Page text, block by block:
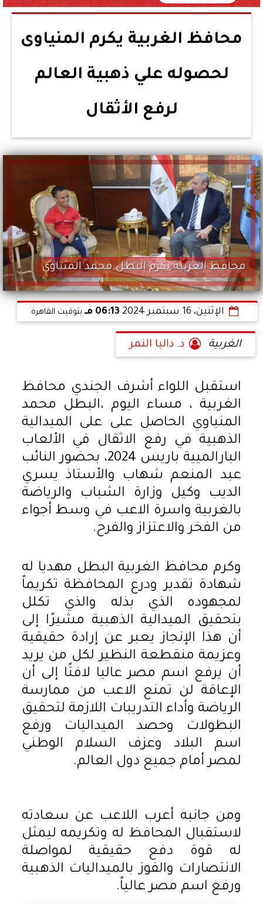
محافظ الغربية يكرم المنياوى
لحصوله علي ذهبية العالم
لرفع الأثقال
محافظ الغربية يكرم البطل محمد المنياوي
الإثنين، 16 سبتمبر 2024 06:13 مـ بتوقيت القاهرة
الغربية د. داليا النمر
استقبل اللواء أشرف الجندي محافظ
الغربية ، مساء اليوم ،البطل محمد
المنياوي الحاصل على على الميدالية
الذهبية في رفع الاثقال في الألعاب
البارالميية باريس 2024، بحضور النائب
عبد المنعم شهاب والأستاذ يسري
الديب وكيل وزارة الشباب والرياضة
بالغربية واسرة الاعب في وسط أجواء
من الفخر والاعتزاز والفرح.
وكرم محافظ الغربية البطل مهديا له
شهادة تقدير ودرع المحافظة تكريماً
لمجهوده الذي بذله والذي تكلل
بتحقيق الميدالية الذهبية مشيرًا إلى
أن هذا الإنجاز يعبر عن إرادة حقيقية
وعزيمة منقطعة النظير لكل من يريد
أن يرفع اسم مصر عاليا لافتًا إلى أن
الإعاقة لن تمنع الاعب من ممارسة
الرياضة وأداء التدريبات اللازمة لتحقيق
البطولات وحصد الميداليات ورفع
اسم البلاد وعزف السلام الوطني
لمصر أمام جميع دول العالم.
ومن جانبه أعرب اللاعب عن سعادته
لاستقبال المحافظ له وتكريمه ليمثل
له قوة دفع حقيقية لمواصلة
الانتصارات والفوز بالميداليات الذهبية
ورفع اسم مصر عالياً.